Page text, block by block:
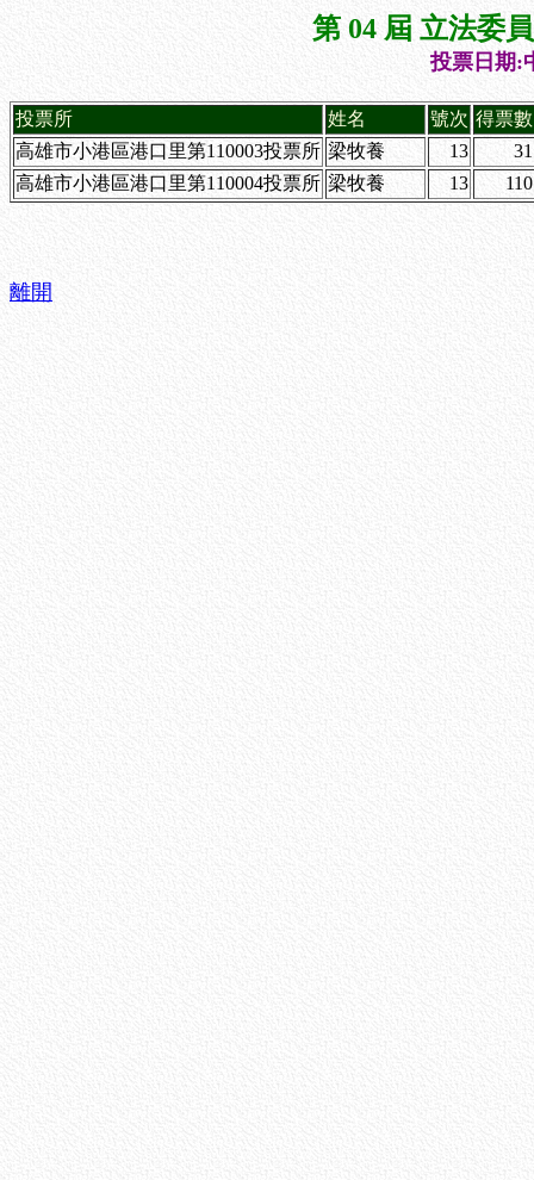
第 04 屆 立法委
投票日期:
投票所 姓名 號次 得票數
高雄市小港區港口里第110003投票所 梁牧養 13
31
高雄市小港區港口里第110004投票所 梁牧養 13 110
離開